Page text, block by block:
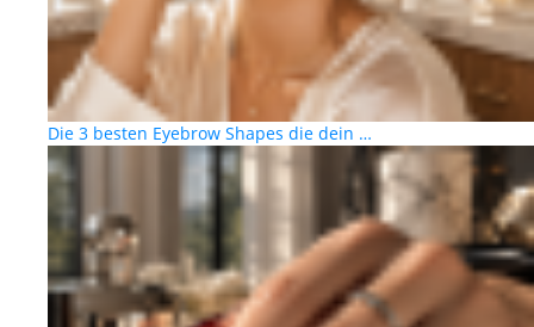
Die 3 besten Eyebrow Shapes die dein …